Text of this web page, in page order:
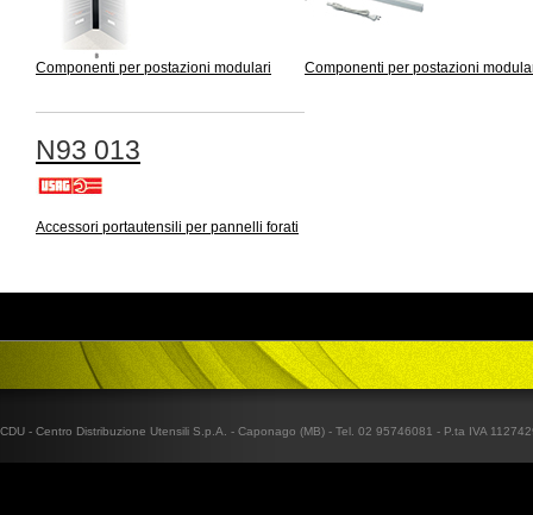
Componenti per postazioni modulari Componenti per postazioni
N93 013
Accessori portautensili per pannelli forati
CDU - Centro Distribuzione Utensili S.p.A. - Caponago (MB) - Tel. 02 95746081 - P.ta IVA